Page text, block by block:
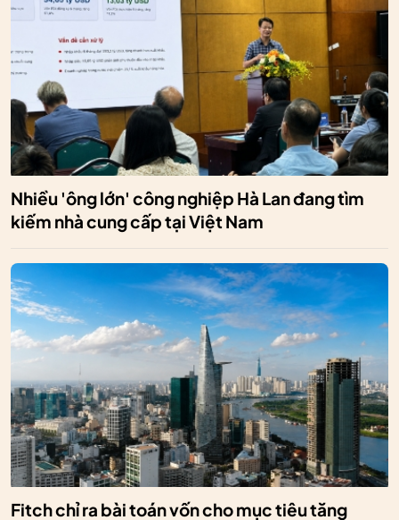
Nhiều 'ông lớn' công nghiệp Hà Lan đang tìm
kiếm nhà cung cấp tại Việt Nam
Fitch chỉ ra bài toán vốn cho mục tiêu tăng